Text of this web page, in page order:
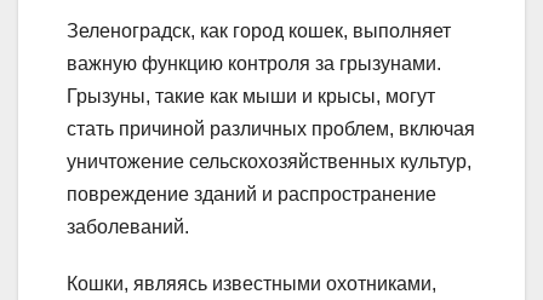
Зеленоградск, как город кошек, выполняет
важную функцию контроля за грызунами.
Грызуны, такие как мыши и крысы, могут
стать причиной различных проблем, включая
уничтожение сельскохозяйственных культур,
повреждение зданий и распространение
заболеваний.
Кошки, являясь известными охотниками,